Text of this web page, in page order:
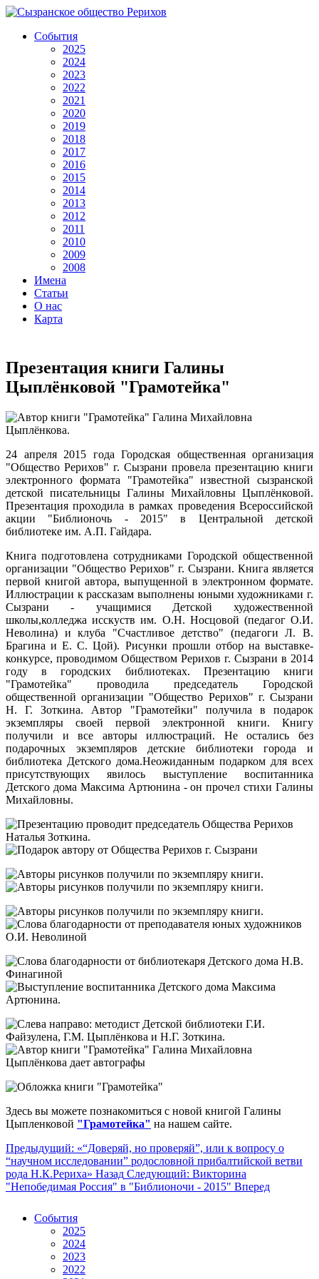
События
2025
2024
2023
2022
2021
2020
2019
2018
2017
2016
2015
2014
2013
2012
2011
2010
2009
2008
Имена
Статьи
О нас
Карта
Презентация книги Галины
Цыплёнковой "Грамотейка"
24 апреля 2015 года Городская общественная организация
"Общество Рерихов" г. Сызрани провела презентацию книги
электронного формата "Грамотейка" известной сызранской
детской писательницы Галины Михайловны Цыплёнковой.
Презентация проходила в рамках проведения Всероссийской
акции "Библионочь - 2015" в Центральной детской
библиотеке им. А.П. Гайдара.
Книга подготовлена сотрудниками Городской общественной
организации "Общество Рерихов" г. Сызрани. Книга является
первой книгой автора, выпущенной в электронном формате.
Иллюстрации к рассказам выполнены юными художниками г.
Сызрани - учащимися Детской художественной
школы,колледжа исскуств им. О.Н. Носцовой (педагог О.И.
Неволина) и клуба "Счастливое детство" (педагоги Л. В.
Брагина и Е. С. Цой). Рисунки прошли отбор на выставке-
конкурсе, проводимом Обществом Рерихов г. Сызрани в 2014
году в городских библиотеках. Презентацию книги
"Грамотейка" проводила председатель Городской
общественной организации "Общество Рерихов" г. Сызрани
Н. Г. Зоткина. Автор "Грамотейки" получила в подарок
экземпляры своей первой электронной книги. Книгу
получили и все авторы иллюстраций. Не остались без
подарочных экземпляров детские библиотеки города и
библиотека Детского дома.Неожиданным подарком для всех
присутствующих явилось выступление воспитанника
Детского дома Максима Артюнина - он прочел стихи Галины
Михайловны.
Здесь вы можете познакомиться с новой книгой Галины
Цыпленковой "Грамотейка" на нашем сайте.
Предыдущий: «“Доверяй, но проверяй”, или к вопросу о
“научном исследовании” родословной прибалтийской ветви
рода Н.К.Рериха» Назад Следующий: Викторина
"Непобедимая Россия" в "Библионочи - 2015" Вперед
События
2025
2024
2023
2022